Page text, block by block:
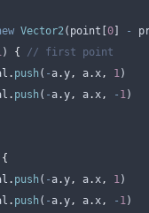
Vector2 ( point [0] -
) { // first point
. push ( - a.y , a. x , 1 )
. push ( - a.y , a. x , - 1 )
{
. push ( - a.y , a. x , 1 )
. push ( - a.y , a. x , - 1 )